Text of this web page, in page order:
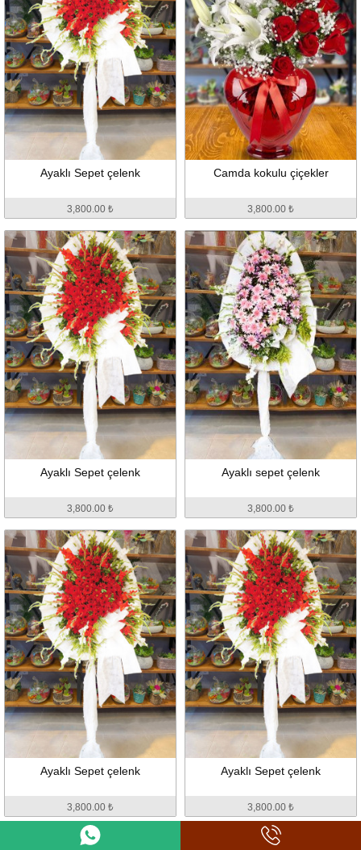
Ayaklı Sepet çelenk
3,800.00 ₺
Camda kokulu çiçekler
3,800.00 ₺
Ayaklı Sepet çelenk
3,800.00 ₺
Ayaklı sepet çelenk
3,800.00 ₺
Ayaklı Sepet çelenk
3,800.00 ₺
Ayaklı Sepet çelenk
3,800.00 ₺